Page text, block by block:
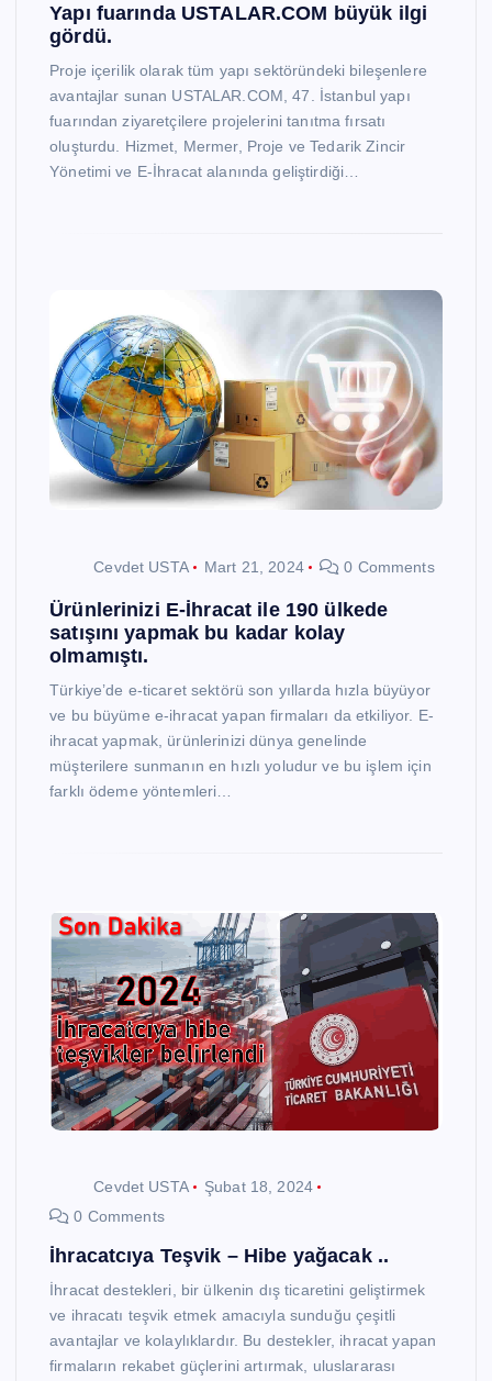
Yapı fuarında USTALAR.COM büyük ilgi
gördü.
Proje içerilik olarak tüm yapı sektöründeki bileşenlere
avantajlar sunan USTALAR.COM, 47. İstanbul yapı
fuarından ziyaretçilere projelerini tanıtma fırsatı
oluşturdu. Hizmet, Mermer, Proje ve Tedarik Zincir
Yönetimi ve E-İhracat alanında geliştirdiği…
Cevdet USTA Mart 21, 2024 0 Comments
Ürünlerinizi E-İhracat ile 190 ülkede
satışını yapmak bu kadar kolay
olmamıştı.
Türkiye’de e-ticaret sektörü son yıllarda hızla büyüyor
ve bu büyüme e-ihracat yapan firmaları da etkiliyor. E-
ihracat yapmak, ürünlerinizi dünya genelinde
müşterilere sunmanın en hızlı yoludur ve bu işlem için
farklı ödeme yöntemleri…
Cevdet USTA
Şubat 18, 2024
0 Comments
İhracatcıya Teşvik – Hibe yağacak ..
İhracat destekleri, bir ülkenin dış ticaretini geliştirmek
ve ihracatı teşvik etmek amacıyla sunduğu çeşitli
avantajlar ve kolaylıklardır. Bu destekler, ihracat yapan
firmaların rekabet güçlerini artırmak, uluslararası